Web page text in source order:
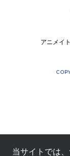
アニメイ
当サイトでは